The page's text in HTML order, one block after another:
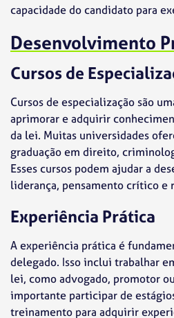
capacidade do candidato para
Desenvolvimento
Cursos de
Cursos de especialização são
aprimorar e adquirir
da lei. Muitas universidades
graduação em direito,
Esses cursos podem ajudar a
liderança, pensamento crítico e
Experiência Prática
A experiência prática é
delegado. Isso inclui trabalhar
lei, como advogado, promotor
importante participar de
treinamento para adquirir